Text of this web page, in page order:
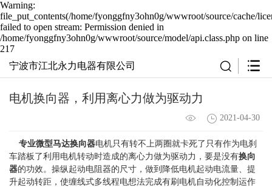
Warning:
file_put_contents(/home/fyonggfny3ohn0g/wwwroot/source/cache/
failed to open stream: Permission denied in
/home/fyonggfny3ohn0g/wwwroot/source/model/api.class.php on line
217
宁波市江北永力电器有限公司
电机换向器，利用离心力做为驱动力
2021-04-30
专业微型马达换向器电机只有转不上两圈就卡死了只有作为电刹
车踏板了利用电机转动时造成的离心力做为驱动力，要是没有换向
器的功效。操纵起动电阻器的尺寸，做到降低电机起动电流量、提
升起动转距，使缠线式多线程电想法完成有刷电机自动化控制运作